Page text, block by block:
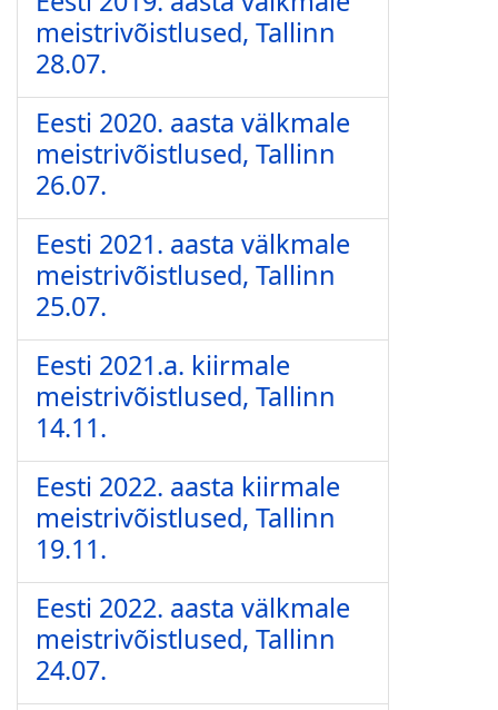
meistrivõistlused, Tallinn
28.07.
Eesti 2020. aasta välkmale
meistrivõistlused, Tallinn
26.07.
Eesti 2021. aasta välkmale
meistrivõistlused, Tallinn
25.07.
Eesti 2021.a. kiirmale
meistrivõistlused, Tallinn
14.11.
Eesti 2022. aasta kiirmale
meistrivõistlused, Tallinn
19.11.
Eesti 2022. aasta välkmale
meistrivõistlused, Tallinn
24.07.